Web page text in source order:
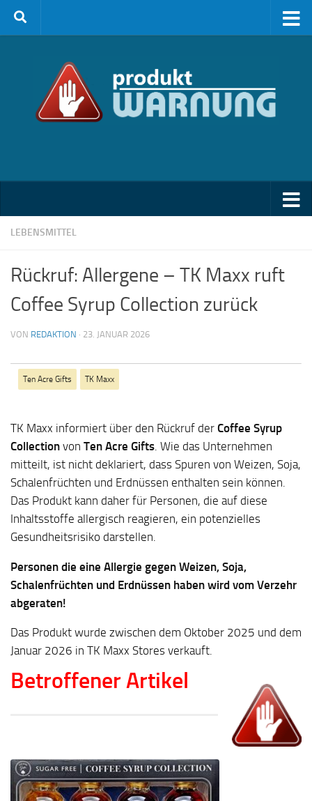
Zum Inhalt springen
LEBENSMITTEL
Rückruf: Allergene – TK Maxx ruft
Coffee Syrup Collection zurück
VON REDAKTION · 23. JANUAR 2026
Ten Acre Gifts TK Maxx
TK Maxx informiert über den Rückruf der Coffee Syrup
Collection von Ten Acre Gifts. Wie das Unternehmen
mitteilt, ist nicht deklariert, dass Spuren von Weizen, Soja,
Schalenfrüchten und Erdnüssen enthalten sein können.
Das Produkt kann daher für Personen, die auf diese
Inhaltsstoffe allergisch reagieren, ein potenzielles
Gesundheitsrisiko darstellen.
Personen die eine Allergie gegen Weizen, Soja,
Schalenfrüchten und Erdnüssen haben wird vom Verzehr
abgeraten!
Das Produkt wurde zwischen dem Oktober 2025 und dem
Januar 2026 in TK Maxx Stores verkauft.
Betroffener Artikel